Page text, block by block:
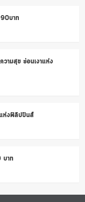
บาท
ามสุข ซ่อนเงาแห่ง
ห่งฟิลิปปินส์
าท